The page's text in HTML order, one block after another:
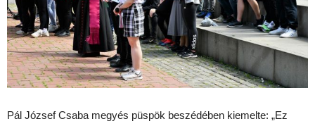
Pál József Csaba megyés püspök beszédében kiemelte: „Ez